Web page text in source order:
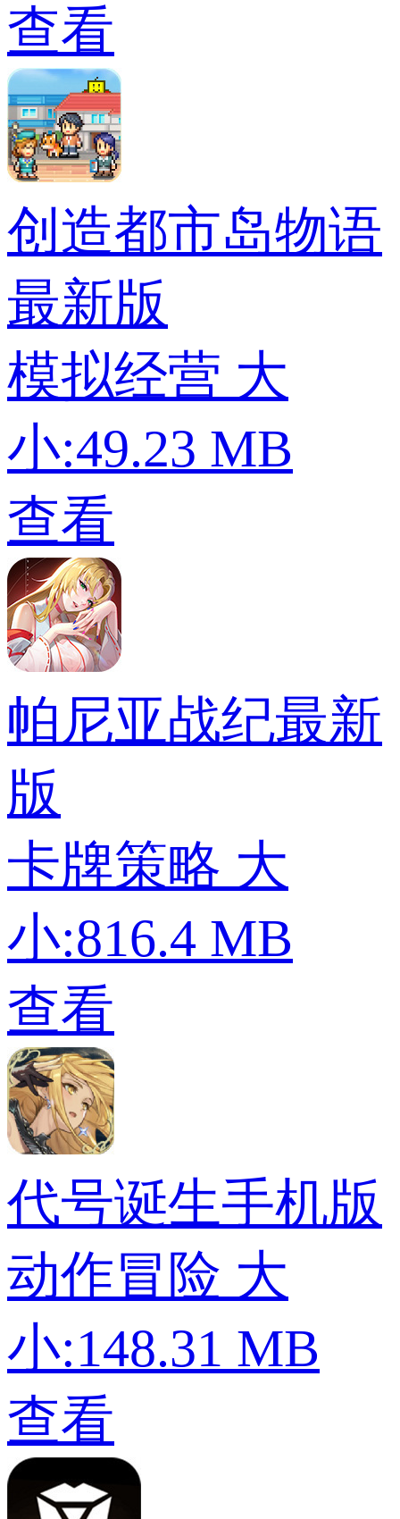
查看
创造都市岛物语
最新版
模拟经营 大
小:49.23 MB
查看
帕尼亚战纪最新
版
卡牌策略 大
小:816.4 MB
查看
代号诞生手机版
动作冒险 大
小:148.31 MB
查看